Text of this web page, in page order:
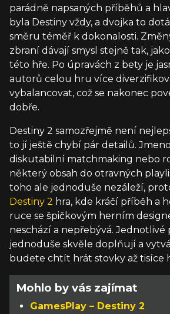
parádně napsaných příběhů a
byla Destiny vždy, a dvojka to
směru téměř k dokonalosti.
zbraní dávají smysl stejně tak,
této hře. Po úpravách z bety je
autorů celou hru více
vybalancovat, což se nakonec
dobře.
Destiny 2 samozřejmě není
to jí ještě chybí pár detailů.
diskutabilní matchmaking nebo
některý obsah do otravných
toho ale jednoduše nezáleží,
Destiny 2 hra, kde kráčí příběh a
ruce se špičkovým herním
neschází a nepřebývá. Jednotlivé
jednoduše skvěle doplňují a
budete chtít hrát stovky až tisíce
Mohlo by vás zajímat
GamesPlay – Destiny 2